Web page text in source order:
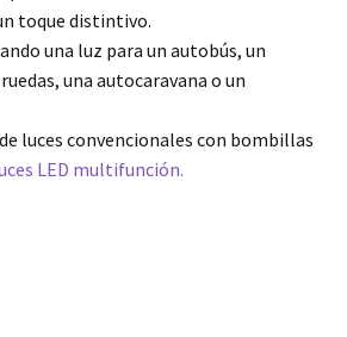
toque distintivo.
una luz para un autobús, un
una autocaravana o un
luces convencionales con bombillas
LED multifunción.